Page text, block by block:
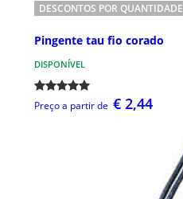
DESCONTOS POR QUANTIDADE
Pingente tau fio corado
DISPONÍVEL
Preço a partir de € 2,44